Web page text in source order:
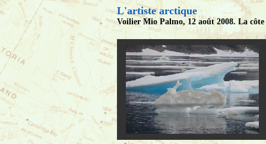
L'artiste arctique
Voilier Mio Palmo, 12 août 2008. La